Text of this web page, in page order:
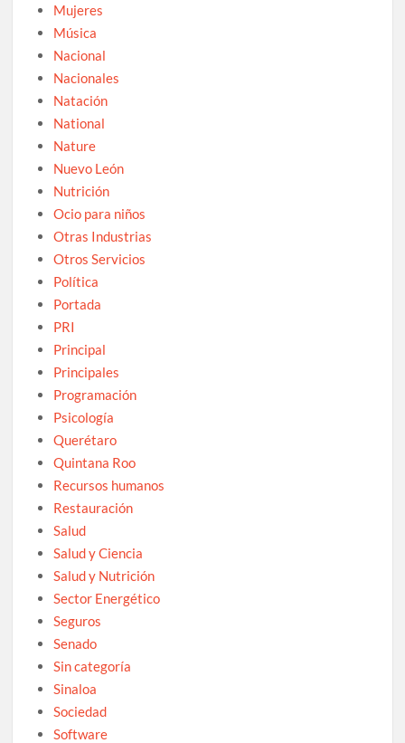
Mujeres
Música
Nacional
Nacionales
Natación
National
Nature
Nuevo León
Nutrición
Ocio para niños
Otras Industrias
Otros Servicios
Política
Portada
PRI
Principal
Principales
Programación
Psicología
Querétaro
Quintana Roo
Recursos humanos
Restauración
Salud
Salud y Ciencia
Salud y Nutrición
Sector Energético
Seguros
Senado
Sin categoría
Sinaloa
Sociedad
Software